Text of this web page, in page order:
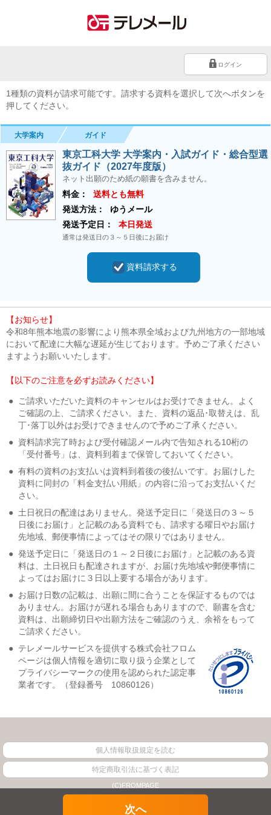
ログイン
1種類の資料が請求可能です。請求する資料を選択して次へボタンを
押してください。
大学案内 ガイド
東京工科大学 大学案内・入試ガイド・総合型選
抜ガイド（2027年度版）
ネット出願のため紙の願書を含みません。
料金：
送料とも無料
発送方法：
ゆうメール
発送予定日：
本日発送
通常は発送日の３～５日後にお届け
資料請求する
【お知らせ】
令和8年熊本地震の影響により熊本県全域および九州地方の一部地域
において配達に大幅な遅延が生じております。予めご了承ください
ますようお願いいたします。
【以下のご注意を必ずお読みください】
●
ご請求いただいた資料のキャンセルはお受けできません。よく
ご確認の上、ご請求ください。また、資料の返品･取替えは、乱
丁･落丁以外はお受けできませんので予めご了承ください。
● 資料請求完了時および受付確認メール内で告知される10桁の
「受付番号」は、資料到着まで保管しておいてください。
● 有料の資料のお支払いは資料到着後の後払いです。お届けした
資料に同封の「料金支払い用紙」の内容に沿ってお支払いくだ
さい。
● 土日祝日の配達はありません。発送予定日に「発送日の３～５
日後にお届け」と記載のある資料でも、請求する曜日やお届け
先地域、郵便事情によってはその限りではありません。
● 発送予定日に「発送日の１～２日後にお届け」と記載のある資
料は、土日祝日も配達されますが、お届け先地域や郵便事情に
よってはお届けに３日以上要する場合があります。
● お届け日数の記載は、出願に間に合うことを保証するものでは
ありません。お届けが遅れる場合もありますので、願書を含む
資料は、出願締切日や出願方法をご確認のうえ、余裕をもって
ご請求ください。
● テレメールサービスを提供する株式会社フロム
ページは個人情報を適切に取り扱う企業として
プライバシーマークの使用を認められた認定事
業者です。（登録番号 10860126）
個人情報取扱規定を読む
特定商取引法に基づく表記
(C)FROMPAGE